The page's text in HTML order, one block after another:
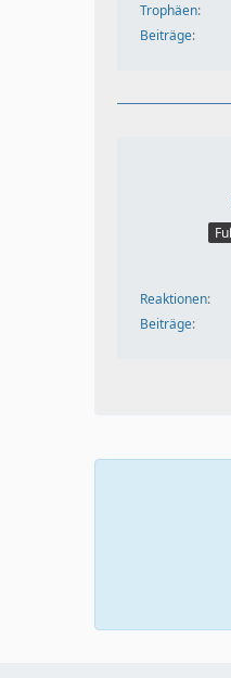
Trophäen
Beiträge
Reaktionen
Beiträge